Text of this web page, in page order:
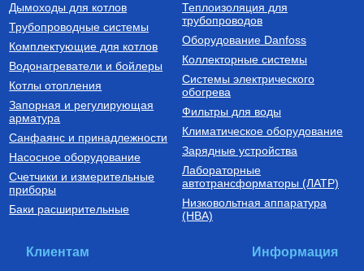
Дымоходы для котлов
Трубопроводные системы
Комплектующие для котлов
Водонагреватели и бойлеры
Котлы отопления
Запорная и регулирующая
арматура
Санфаянс и принадлежности
Насосное оборудование
Счетчики и измерительные
приборы
Баки расширительные
Теплоизоляция для
трубопроводов
Оборудование Danfoss
Коллекторные системы
Системы электрического
обогрева
Фильтры для воды
Климатическое оборудование
Зарядные устройства
Лабораторные
автотрансформаторы (ЛАТР)
Низковольтная аппаратура
(НВА)
Клиентам Информация